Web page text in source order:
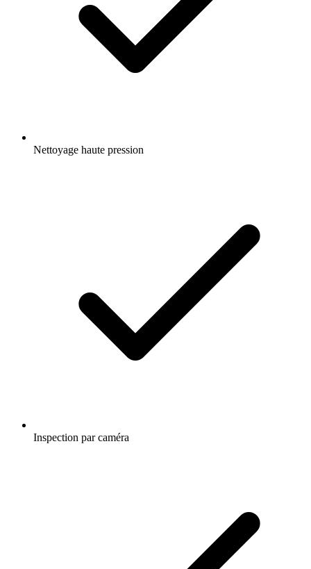
Nettoyage haute pression
Inspection par caméra